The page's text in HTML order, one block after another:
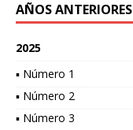
AÑOS ANTERIORES
2025
▪ Número 1
▪ Número 2
▪ Número 3